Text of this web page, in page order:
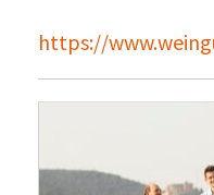
https://